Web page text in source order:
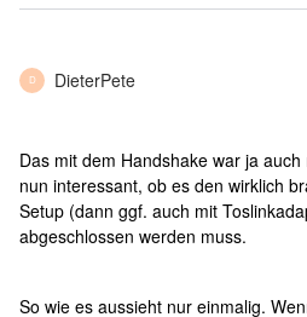
D DieterPete
Das mit dem Handshake war ja
nun interessant, ob es den wirklich
Setup (dann ggf. auch mit
abgeschlossen werden muss.
So wie es aussieht nur einmalig.